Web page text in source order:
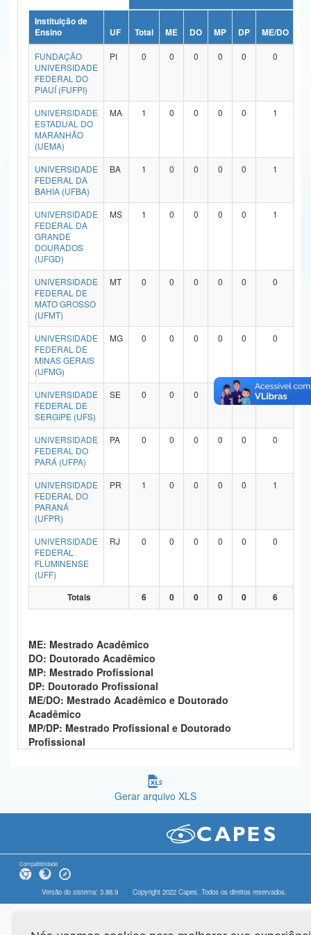
Ministério da Ciência, Tecnologia, Inovações e Comunicações
Ministério do Meio Ambiente
Ministério do Turismo
Ministério do Desenvolvimento Regional
Controladoria-Geral da União
Ministério da Mulher, da Família e dos Direitos Humanos
Secretaria-Geral
Secretaria de Governo
Gabinete de Segurança Institucional
Advocacia-Geral da União
Banco Central do Brasil
Instituição de
Ensino
UF Total ME DO MP DP ME/DO
FUNDAÇÃO
UNIVERSIDADE
FEDERAL DO
PIAUÍ (FUFPI)
PI 0 0 0 0 0 0
UNIVERSIDADE
ESTADUAL DO
MARANHÃO
(UEMA)
MA 1 0 0 0 0 1
UNIVERSIDADE
FEDERAL DA
BAHIA (UFBA)
BA 1 0 0 0 0 1
UNIVERSIDADE
FEDERAL DA
GRANDE
DOURADOS
(UFGD)
MS 1 0 0 0 0 1
UNIVERSIDADE
FEDERAL DE
MATO GROSSO
(UFMT)
MT 0 0 0 0 0 0
UNIVERSIDADE
FEDERAL DE
MINAS GERAIS
(UFMG)
MG 0 0 0 0 0 0
UNIVERSIDADE
FEDERAL DE
SERGIPE (UFS)
SE 0 0 0 0 0 0
UNIVERSIDADE
FEDERAL DO
PARÁ (UFPA)
PA 0 0 0 0 0 0
UNIVERSIDADE
FEDERAL DO
PARANÁ
(UFPR)
PR 1 0 0 0 0 1
UNIVERSIDADE
FEDERAL
FLUMINENSE
(UFF)
RJ 0 0 0 0 0 0
Totais 6 0 0 0 0 6
ME: Mestrado Acadêmico
DO: Doutorado Acadêmico
MP: Mestrado Profissional
DP: Doutorado Profissional
ME/DO: Mestrado Acadêmico e Doutorado
Acadêmico
MP/DP: Mestrado Profissional e Doutorado
Profissional
Gerar arquivo XLS
Compatibilidade
Versão do sistema: 3.88.9 Copyright 2022 Capes. Todos os direitos reservados.